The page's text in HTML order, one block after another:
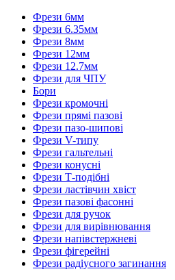
Фрези 6мм
Фрези 6.35мм
Фрези 8мм
Фрези 12мм
Фрези 12.7мм
Фрези для ЧПУ
Бори
Фрези кромочні
Фрези прямі пазові
Фрези пазо-шипові
Фрези V-типу
Фрези гальтельні
Фрези конусні
Фрези Т-подібні
Фрези ластівчин хвіст
Фрези пазові фасонні
Фрези для ручок
Фрези для вирівнювання
Фрези напівстержневі
Фрези фігерейні
Фрези радіусного загинання